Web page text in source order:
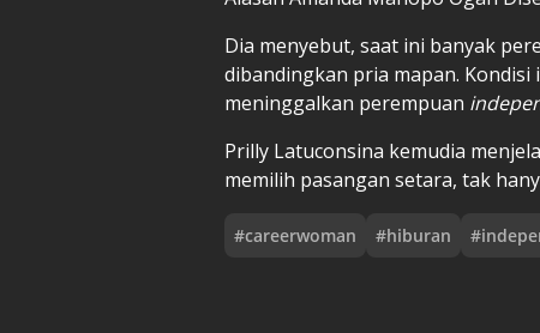
Dia menyebut, saat ini banyak
dibandingkan pria mapan.
meninggalkan perempuan
Prilly Latuconsina kemudia
memilih pasangan setara, tak
#careerwoman #hiburan #